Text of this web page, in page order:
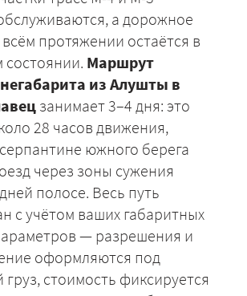
а дорожное
протяжении остаётся в
состоянии. Маршрут
из Алушты в
занимает 3–4 дня: это
28 часов движения,
южного берега
через зоны сужения
полосе. Весь путь
с учётом ваших габаритных
— разрешения и
оформляются под
стоимость фиксируется